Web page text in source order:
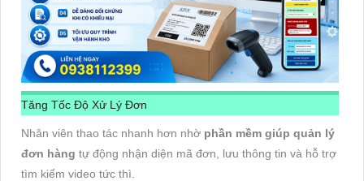
Tăng Tốc Độ Xử Lý Đơn
Nhân viên thao tác nhanh hơn nhờ phần mềm giúp quản lý
đơn hàng tự động nhận diện mã đơn, lưu thông tin và hỗ trợ
tìm kiếm video tức thì.